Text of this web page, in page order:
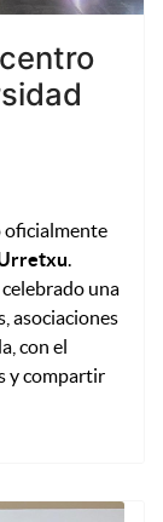
oficialmente
.
una
asociaciones
con el
y compartir